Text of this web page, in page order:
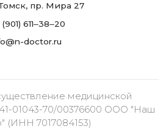
пр. Мира 27
(901) 611‒38‒20
doctor.ru
медицинской
01043-70/00376600 ООО "Наш
(ИНН 7017084153)